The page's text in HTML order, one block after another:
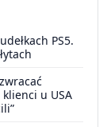
PS5.
u USA